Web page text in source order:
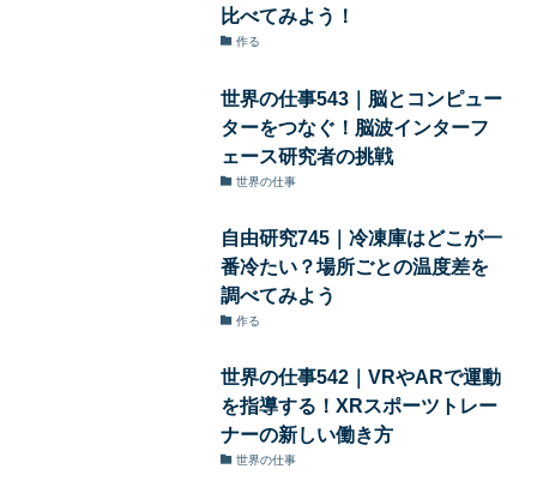
比べてみよう！
作る
世界の仕事543｜脳とコンピュー
ターをつなぐ！脳波インターフ
ェース研究者の挑戦
世界の仕事
自由研究745｜冷凍庫はどこが一
番冷たい？場所ごとの温度差を
調べてみよう
作る
世界の仕事542｜VRやARで運動
を指導する！XRスポーツトレー
ナーの新しい働き方
世界の仕事